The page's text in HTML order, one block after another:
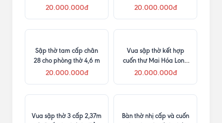
và ván dày 2 phân
20.000.000đ
Phòng Thờ
20.000.000đ
Sập thờ tam cấp chân
28 cho phòng thờ 4,6 m
20.000.000đ
Vua sập thờ kết hợp
cuốn thư Mai Hóa Long
đục chữ Phúc Lộc Thọ cho
20.000.000đ
Vua sập thờ 3 cấp 2,37m
Bàn thờ nhị cấp và cuốn